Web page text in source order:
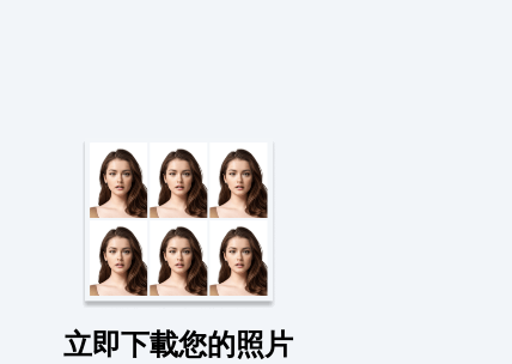
立即下載您的照片